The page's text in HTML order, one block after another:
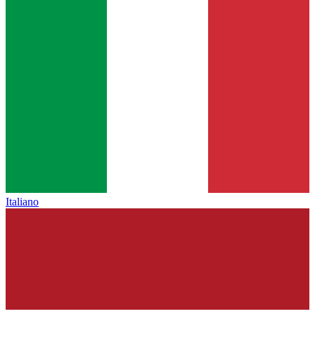
Italiano